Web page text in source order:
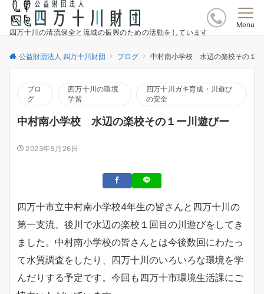
四万十川の清流保全と流域の振興のための活動をしています
Menu
公益財団法人 四万十川財団 ブログ 中村南小学校 水辺の楽校その１
ブロ
グ
四万十川の環境
学習
四万十川ガキ育成・川遊び
の安全
中村南小学校 水辺の楽校その１ー川遊びー
2023年5月26日
四万十市立中村南小学校4年生の皆さんと四万十川の
第一支流、後川で水辺の楽校１回目の川遊びをしてき
ました。中村南小学校の皆さんとは今後数回にわたっ
て水質調査をしたり、四万十川のいろいろな環境を学
んだりする予定です。今回も四万十市環境生活課にご